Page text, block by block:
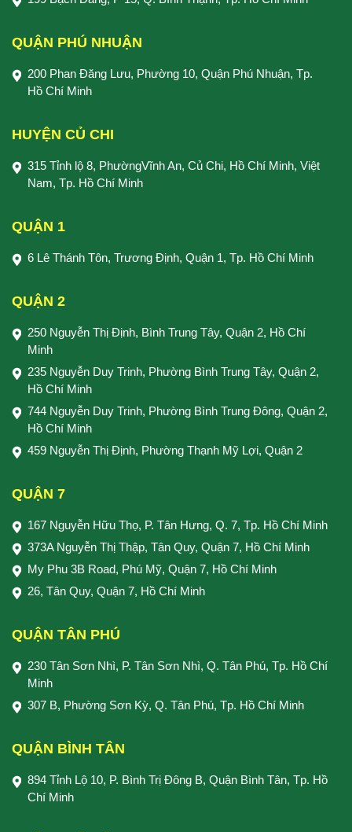
QUẬN PHÚ NHUẬN
200 Phan Đăng Lưu, Phường 10, Quận Phú Nhuận, Tp.
Hồ Chí Minh
HUYỆN CỦ CHI
315 Tỉnh lộ 8, PhườngVĩnh An, Củ Chi, Hồ Chí Minh, Việt
Nam, Tp. Hồ Chí Minh
QUẬN 1
6 Lê Thánh Tôn, Trương Định, Quận 1, Tp. Hồ Chí Minh
QUẬN 2
250 Nguyễn Thị Định, Bình Trung Tây, Quận 2, Hồ Chí
Minh
235 Nguyễn Duy Trinh, Phường Bình Trung Tây, Quận 2,
Hồ Chí Minh
744 Nguyễn Duy Trinh, Phường Bình Trung Đông, Quận 2,
Hồ Chí Minh
459 Nguyễn Thị Định, Phường Thạnh Mỹ Lợi, Quận 2
QUẬN 7
167 Nguyễn Hữu Thọ, P. Tân Hưng, Q. 7, Tp. Hồ Chí Minh
373A Nguyễn Thị Thập, Tân Quy, Quận 7, Hồ Chí Minh
My Phu 3B Road, Phú Mỹ, Quận 7, Hồ Chí Minh
26, Tân Quy, Quận 7, Hồ Chí Minh
QUẬN TÂN PHÚ
230 Tân Sơn Nhì, P. Tân Sơn Nhì, Q. Tân Phú, Tp. Hồ Chí
Minh
307 B, Phường Sơn Kỳ, Q. Tân Phú, Tp. Hồ Chí Minh
QUẬN BÌNH TÂN
894 Tỉnh Lộ 10, P. Bình Trị Đông B, Quận Bình Tân, Tp. Hồ
Chí Minh